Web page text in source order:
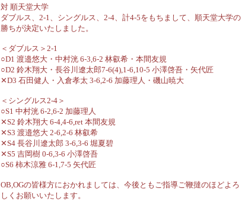
対 順天堂大学
ダブルス、2-1、シングルス、2-4、計4-5をもちまして、順天堂大学の
勝ちが決定いたしました。
＜ダブルス＞2-1
○D1 渡邉悠大・中村洸 6-3,6-2 林叡希・本間友規
○D2 鈴木翔大・長谷川遼太郎7-6(4),1-6,10-5 小澤啓吾・矢代匠
‪✕‬D3 石田健人・入倉孝太 3-6,2-6 加藤理人・磯山暁大
＜シングルス2-4＞
○S1 中村洸 6-2,6-2 加藤理人
‪✕‬S2 鈴木翔大 6-4,4-6,ret 本間友規
‪✕‬S3 渡邉悠大 2-6,2-6 林叡希
‪✕‬S4 長谷川遼太郎 3-6,3-6 堀夏碧
‪✕‬S5 吉岡樹 0-6,3-6 小澤啓吾
○S6 柿木涼雅 6-1,7-5 矢代匠
OB,OGの皆様方におかれましては、今後ともご指導ご鞭撻のほどよろ
しくお願いいたします。